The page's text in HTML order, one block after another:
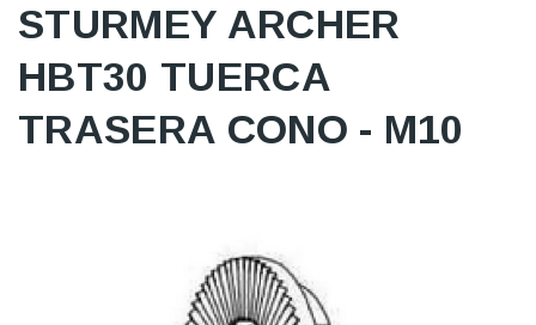
STURMEY ARCHER
HBT30 TUERCA
TRASERA CONO - M10